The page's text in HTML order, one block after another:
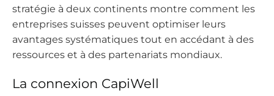
stratégie à deux continents montre comment les
entreprises suisses peuvent optimiser leurs
avantages systématiques tout en accédant à des
ressources et à des partenariats mondiaux.
La connexion CapiWell